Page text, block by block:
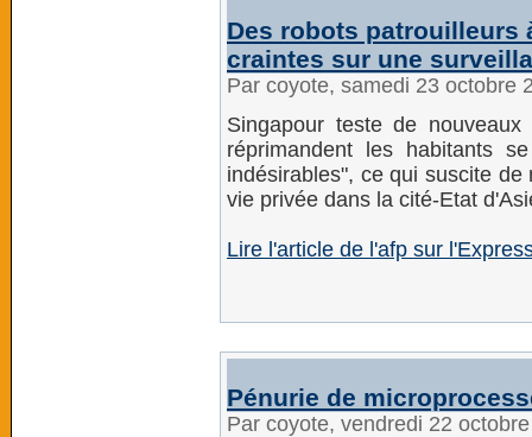
Des robots patrouilleurs
craintes sur une
Par coyote, samedi 23 octobre
Singapour teste de
réprimandent les habitants
indésirables", ce qui suscite
vie privée dans la cité-Etat
Lire l'article de l'afp sur
Pénurie de
Par coyote, vendredi 22